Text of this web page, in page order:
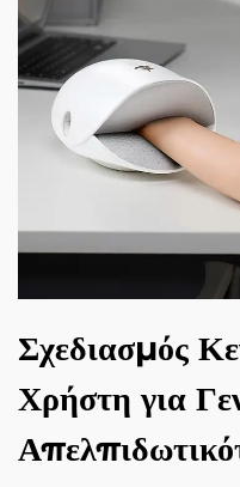
Σχεδιασμός
Χρήστη για